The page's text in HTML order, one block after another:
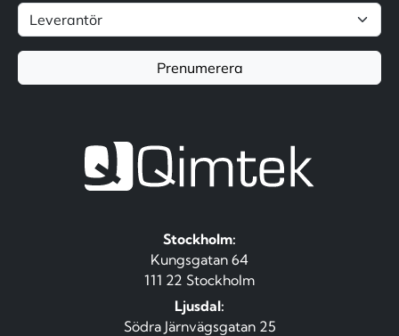
Prenumerera
Stockholm:
Kungsgatan 64
111 22 Stockholm
Ljusdal:
Södra Järnvägsgatan 25